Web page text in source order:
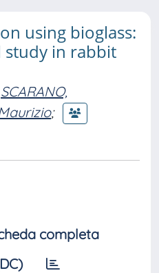
using bioglass:
study in rabbit
SCARANO,
;
completa